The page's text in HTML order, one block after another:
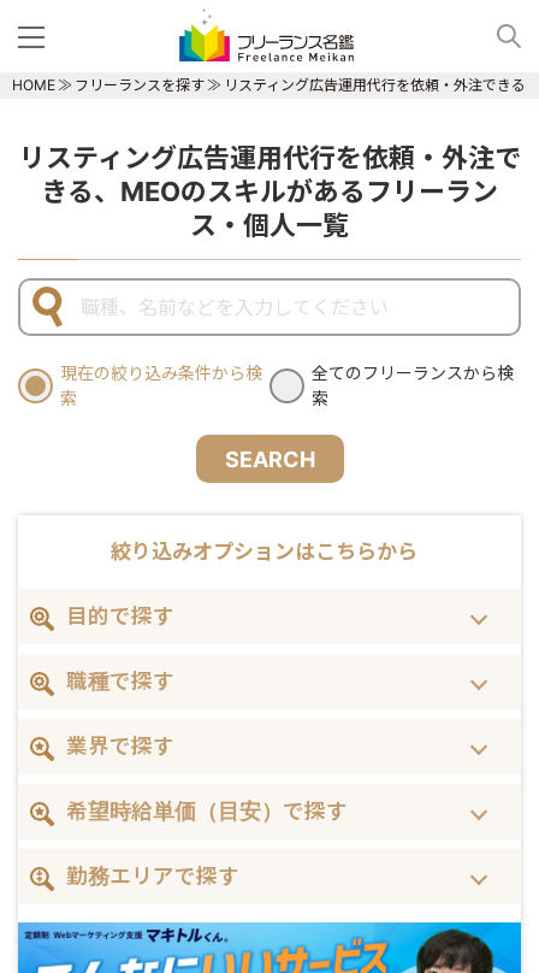
HOME フリーランスを探す リスティング広告運用代行を依頼・外注できる
リスティング広告運用代行を依頼・外注で
きる、MEOのスキルがあるフリーラン
ス・個人一覧
現在の絞り込み条件から検
索
全てのフリーランスから検
索
SEARCH
絞り込みオプションはこちらから
目的で探す
職種で探す
業界で探す
希望時給単価（目安）で探す
勤務エリアで探す